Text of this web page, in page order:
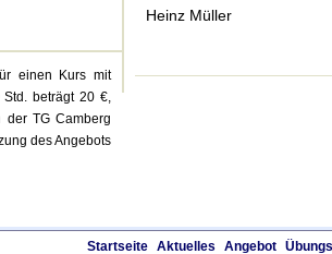
einen Kurs mit
beträgt 20 €,
der TG Camberg
des Angebots
Heinz Müller
Startseite Aktuelles Angebot